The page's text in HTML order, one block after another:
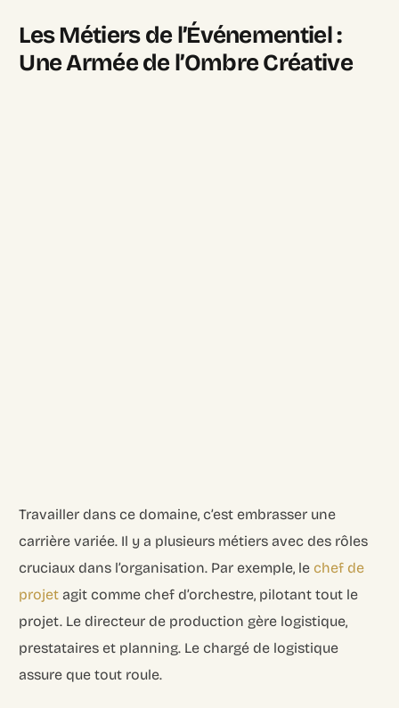
Les Métiers de l’Événementiel :
Une Armée de l’Ombre Créative
Travailler dans ce domaine, c’est embrasser une
carrière variée. Il y a plusieurs métiers avec des rôles
cruciaux dans l’organisation. Par exemple, le chef de
projet agit comme chef d’orchestre, pilotant tout le
projet. Le directeur de production gère logistique,
prestataires et planning. Le chargé de logistique
assure que tout roule.